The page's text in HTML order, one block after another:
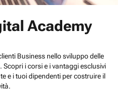
Academy
Business nello sviluppo delle
i corsi e i vantaggi esclusivi
e i tuoi dipendenti per costruire il